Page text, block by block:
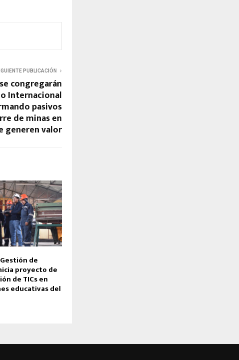
PUBLICACIÓN
congregarán
Internacional
pasivos
de minas en
generen valor
de
proyecto de
de TICs en
educativas del